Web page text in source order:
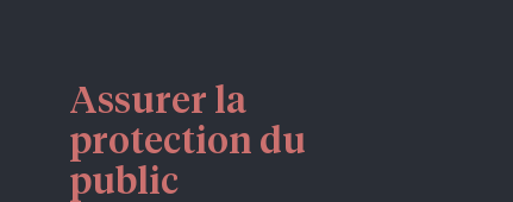
Assurer la
protection du
public